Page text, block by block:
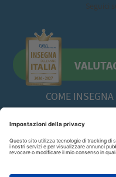
Seguici
COME